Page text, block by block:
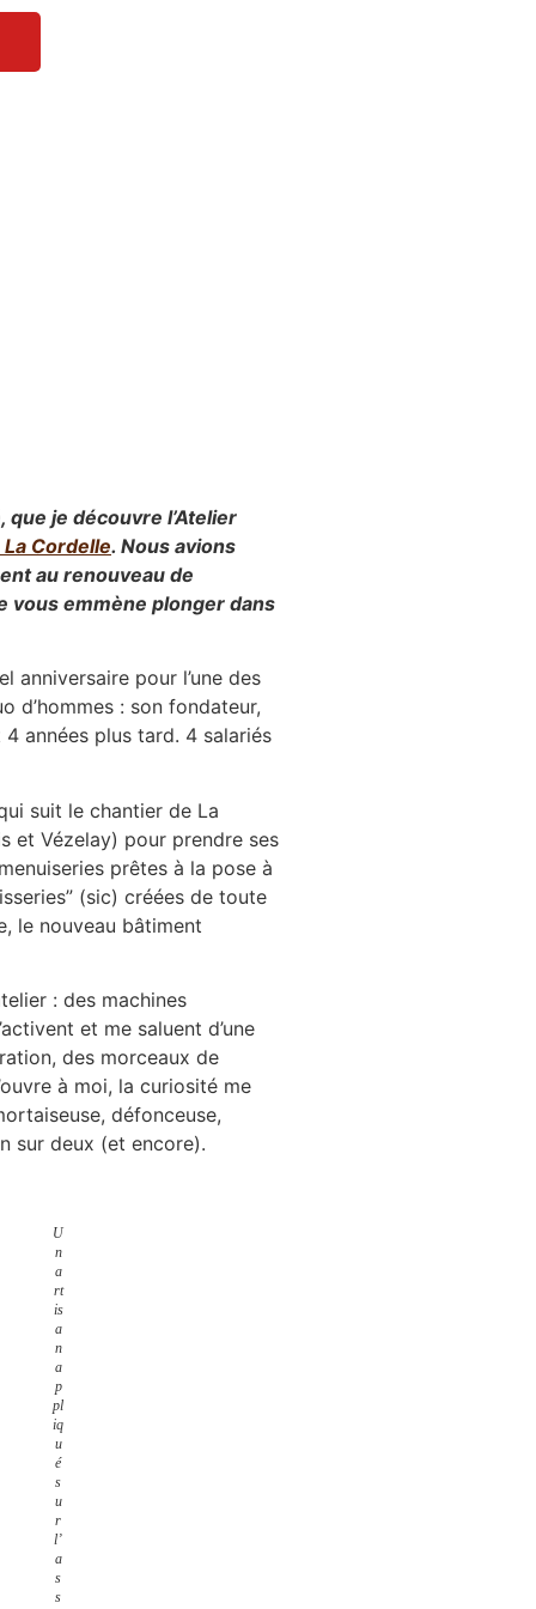
que je découvre l’Atelier
Cordelle. Nous avions
au renouveau de
vous emmène plonger dans
anniversaire pour l’une des
d’hommes : son fondateur,
années plus tard. 4 salariés
suit le chantier de La
et Vézelay) pour prendre ses
prêtes à la pose à
(sic) créées de toute
le nouveau bâtiment
: des machines
et me saluent d’une
des morceaux de
à moi, la curiosité me
défonceuse,
sur deux (et encore).
U
n
a
rt
is
a
n
a
p
pl
iq
u
é
s
u
r
l’
a
s
s